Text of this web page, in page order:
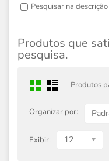
Pesquisar na
Produtos que
pesquisa.
Produtos
Organizar por:
Exibir: 12